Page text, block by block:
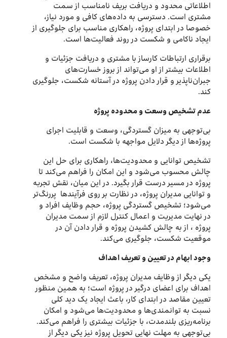
اطلاعاتی محدود و دریافت بریف نامناسب از سمت
مشتری است. دسترسی به داده‌های کافی و مورد نیاز،
خصوصا در ابتدای پروژه، راهکاری مناسب برای جلوگیری از
ایجاد ناکامی و شکست در روند فعالیت‌ها است.
برقراری ارتباطات کارساز با مشتری و دریافت جزئیات و
اطلاعات بیشتر از او می‌تواند از بروز خسارت‌های
جبران‌ناپذیر و قرار دادن پروژه در آستانه شکست، جلوگیری
کند.
عدم تشخیص وسعت و محدوده پروژه
بی‌توجهی به میزان گستردگی، وسعت و قابلیت اجرای
پروژه‌ها از دیگر دلایل مواجهه با شکست است.
تشخیص توانایی و محدودیت‌ها، راهکاری برای حل این
چالش محسوب می‌شود و این امکان را فراهم می‌کند تا
پروژه در مسیر درست قرار بگیرد. در این میان، نقش تجربه
و توانایی مدیران پروژه، در نظارت بر روی فرآیندها پررنگ‌تر
می‌شود؛ تشخیص گستردگی پروژه، حجم وظایف افراد و
در نهایت مدیریت و اعمال کنترل لازم از سمت مدیران
پروژه ، از به چالش کشیدن پروژه و قرار دادن آن در
موقعیت شکست، جلوگیری می‌کند.
وجود ابهام در تعیین و تعریف اهداف
یکی دیگر از وظایف مدیران پروژه، تعریف واضح و مشخص
اهداف برای اعضای درگیر در پروژه است؛ به همین منظور
تعیین مقاصد در ابتدای کار، باعث ایجاد یک دید کلی
نسبت به توانمندی‌ها و محدودیت‌ها می‌شود و امکان
برنامه‌ریزی بلندمدت، با جزئیات بیشتری را فراهم می‌کند.
بی‌توجهی به مهلت نهایی تحویل پروژه نیز یکی دیگر از